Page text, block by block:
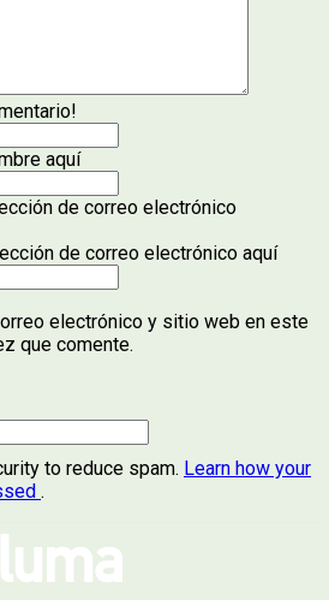
aquí
de correo electrónico
de correo electrónico aquí
electrónico y sitio web en este
que comente.
to reduce spam. Learn how your
.